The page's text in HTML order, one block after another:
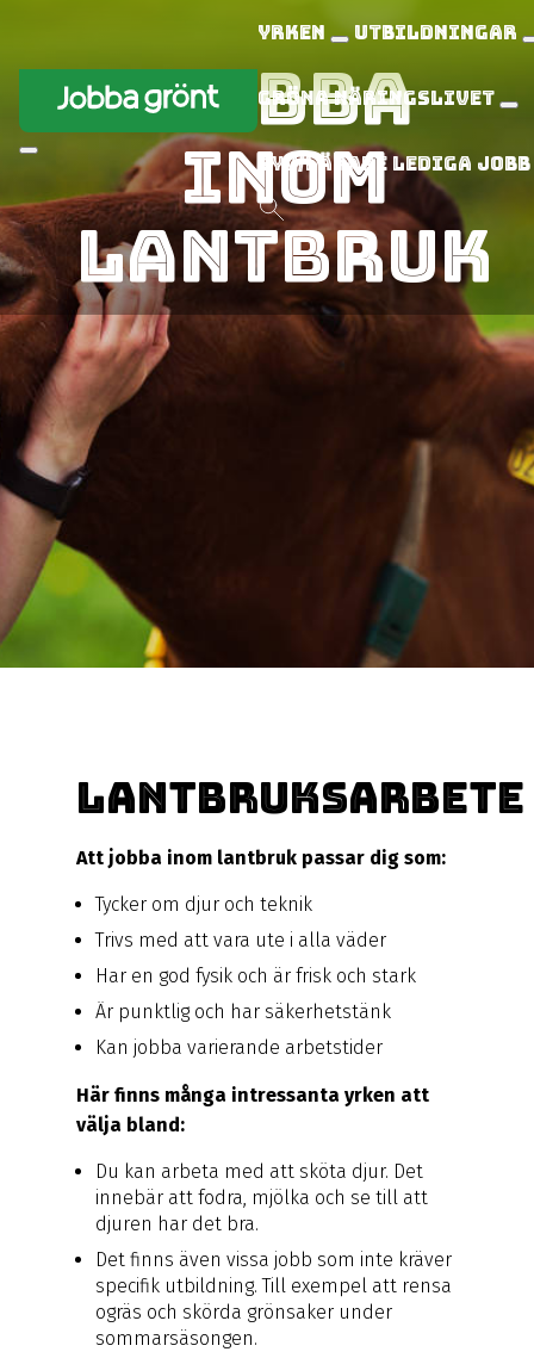
Yrken Utbildningar
Gröna näringslivet
Syv/Lärare Lediga jobb
Jobba
inom
lantbruk
Lantbruksarbete
Att jobba inom lantbruk passar dig som:
Tycker om djur och teknik
Trivs med att vara ute i alla väder
Har en god fysik och är frisk och stark
Är punktlig och har säkerhetstänk
Kan jobba varierande arbetstider
Här finns många intressanta yrken att
välja bland:
Du kan arbeta med att sköta djur. Det
innebär att fodra, mjölka och se till att
djuren har det bra.
Det finns även vissa jobb som inte kräver
specifik utbildning. Till exempel att rensa
ogräs och skörda grönsaker under
sommarsäsongen.